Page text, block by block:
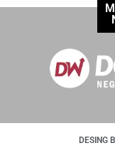
DESING